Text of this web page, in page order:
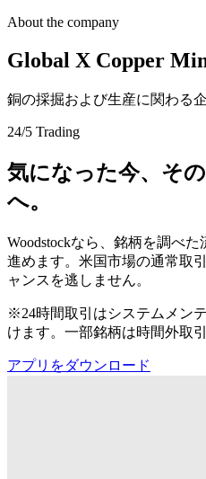
About the company
Global X Copper
銅の採掘および生産に関わる
24/5 Trading
気になった今、そ
へ。
Woodstockなら、銘柄を調べ
進めます。米国市場の通常取
ャンスを逃しません。
※24時間取引はシステムメン
けます。一部銘柄は時間外取
アプリをダウンロード